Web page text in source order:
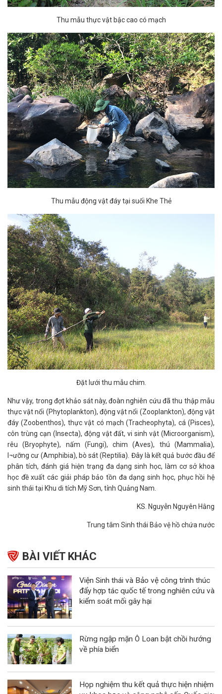
Thu mẫu thực vật bậc cao có mạch
Thu mẫu động vật đáy tại suối Khe Thẻ
Đặt lưới thu mẫu chim.
Như vậy, trong đợt khảo sát này, đoàn nghiên cứu đã thu thập mẫu
thực vật nổi (Phytoplankton), động vật nổi (Zooplankton), động vật
đáy (Zoobenthos), thực vật có mạch (Tracheophyta), cá (Pisces),
côn trùng cạn (Insecta), động vật đất, vi sinh vật (Microorganism),
rêu (Bryophyte), nấm (Fungi), chim (Aves), thú (Mammalia),
l¬ưỡng cư (Amphibia), bò sát (Reptilia). Đây là kết quả bước đầu để
phân tích, đánh giá hiện trạng đa dạng sinh học, làm cơ sở khoa
học đề xuất các giải pháp bảo tồn đa dạng sinh học, phục hồi hệ
sinh thái tại Khu di tích Mỹ Sơn, tỉnh Quảng Nam.
KS. Nguyễn Nguyên Hằng
Trung tâm Sinh thái Bảo vệ hồ chứa nước
BÀI VIẾT KHÁC
Viện Sinh thái và Bảo vệ công trình thúc
đẩy hợp tác quốc tế trong nghiên cứu và
kiểm soát mối gây hại
Rừng ngập mặn Ô Loan bật chồi hướng
về phía biển
Họp nghiệm thu kết quả thực hiện nhiệm